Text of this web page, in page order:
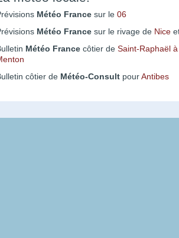
Météo France sur le 06
Météo France sur le rivage de Nice
Météo France côtier de Saint-Raphaël
côtier de Météo-Consult pourAntibes